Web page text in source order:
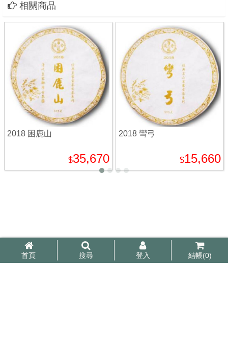
首頁 搜尋 登入 結帳(0)
相關商品
2018 困鹿山
$35,670
2018 彎弓
$15,660